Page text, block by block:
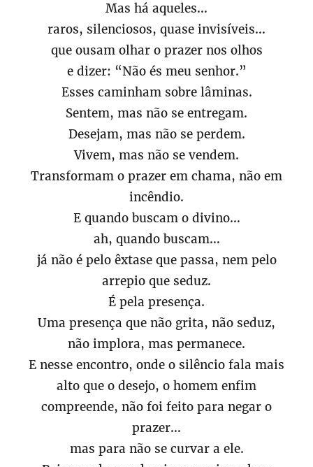
Mas há aqueles…
raros, silenciosos, quase invisíveis…
que ousam olhar o prazer nos olhos
e dizer: “Não és meu senhor.”
Esses caminham sobre lâminas.
Sentem, mas não se entregam.
Desejam, mas não se perdem.
Vivem, mas não se vendem.
Transformam o prazer em chama, não em
incêndio.
E quando buscam o divino…
ah, quando buscam…
já não é pelo êxtase que passa, nem pelo
arrepio que seduz.
É pela presença.
Uma presença que não grita, não seduz,
não implora, mas permanece.
E nesse encontro, onde o silêncio fala mais
alto que o desejo, o homem enfim
compreende, não foi feito para negar o
prazer…
mas para não se curvar a ele.